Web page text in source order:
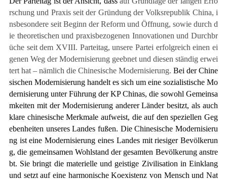
rschung und Praxis seit der Gründung der Volksrepublik China, i
nsbesondere seit Beginn der Reform und Öffnung, sowie durch d
ie theoretischen und praxisbezogenen Innovationen und Durchbr
üche seit dem XVIII. Parteitag, unsere Partei erfolgreich einen ei
genen Weg der Modernisierung geebnet und diesen ständig erwei
tert hat – nämlich die Chinesische Modernisierung.Bei der Chine
sischen Modernisierung handelt es sich um eine sozialistische Mo
dernisierung unter Führung der KP Chinas, die sowohl Gemeinsa
mkeiten mit der Modernisierung anderer Länder besitzt, als auch
klare chinesische Merkmale aufweist, die auf den speziellen Geg
ebenheiten unseres Landes fußen. Die Chinesische Modernisieru
ng ist eine Modernisierung eines Landes mit riesiger Bevölkerun
g, die gemeinsamen Wohlstand der gesamten Bevölkerung anstre
bt. Sie bringt die materielle und geistige Zivilisation in Einklang
und setzt auf eine harmonische Koexistenz von Mensch und Nat